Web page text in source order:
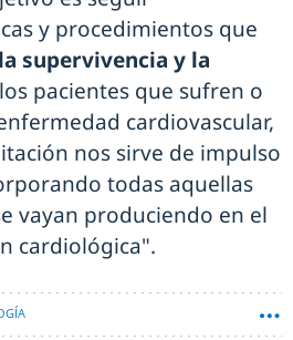
y procedimientos que
supervivencia y la
pacientes que sufren o
cardiovascular,
nos sirve de impulso
todas aquellas
vayan produciendo en el
cardiológica".